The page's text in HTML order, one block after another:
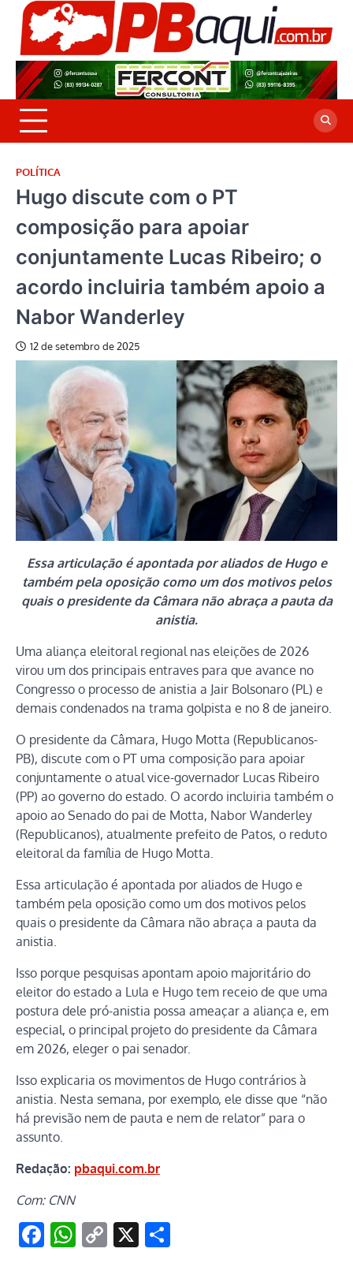
Skip
content
POLÍTICA
Hugo discute com o PT
composição para apoiar
conjuntamente Lucas Ribeiro; o
acordo incluiria também apoio a
Nabor Wanderley
12 de setembro de 2025
Essa articulação é apontada por aliados de Hugo e
também pela oposição como um dos motivos pelos
quais o presidente da Câmara não abraça a pauta da
anistia.
Uma aliança eleitoral regional nas eleições de 2026
virou um dos principais entraves para que avance no
Congresso o processo de anistia a Jair Bolsonaro (PL) e
demais condenados na trama golpista e no 8 de janeiro.
O presidente da Câmara, Hugo Motta (Republicanos-
PB), discute com o PT uma composição para apoiar
conjuntamente o atual vice-governador Lucas Ribeiro
(PP) ao governo do estado. O acordo incluiria também o
apoio ao Senado do pai de Motta, Nabor Wanderley
(Republicanos), atualmente prefeito de Patos, o reduto
eleitoral da família de Hugo Motta.
Essa articulação é apontada por aliados de Hugo e
também pela oposição como um dos motivos pelos
quais o presidente da Câmara não abraça a pauta da
anistia.
Isso porque pesquisas apontam apoio majoritário do
eleitor do estado a Lula e Hugo tem receio de que uma
postura dele pró-anistia possa ameaçar a aliança e, em
especial, o principal projeto do presidente da Câmara
em 2026, eleger o pai senador.
Isso explicaria os movimentos de Hugo contrários à
anistia. Nesta semana, por exemplo, ele disse que “não
há previsão nem de pauta e nem de relator” para o
assunto.
Redação: pbaqui.com.br
Com: CNN
Facebook
WhatsApp
Copy
X